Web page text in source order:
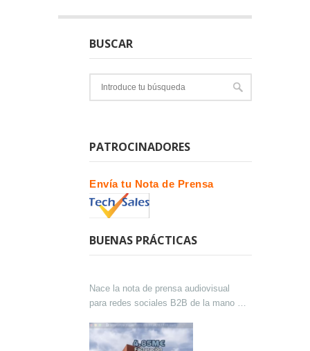
BUSCAR
PATROCINADORES
Envía tu Nota de Prensa
BUENAS PRÁCTICAS
Nace la nota de prensa audiovisual
para redes sociales B2B de la mano de